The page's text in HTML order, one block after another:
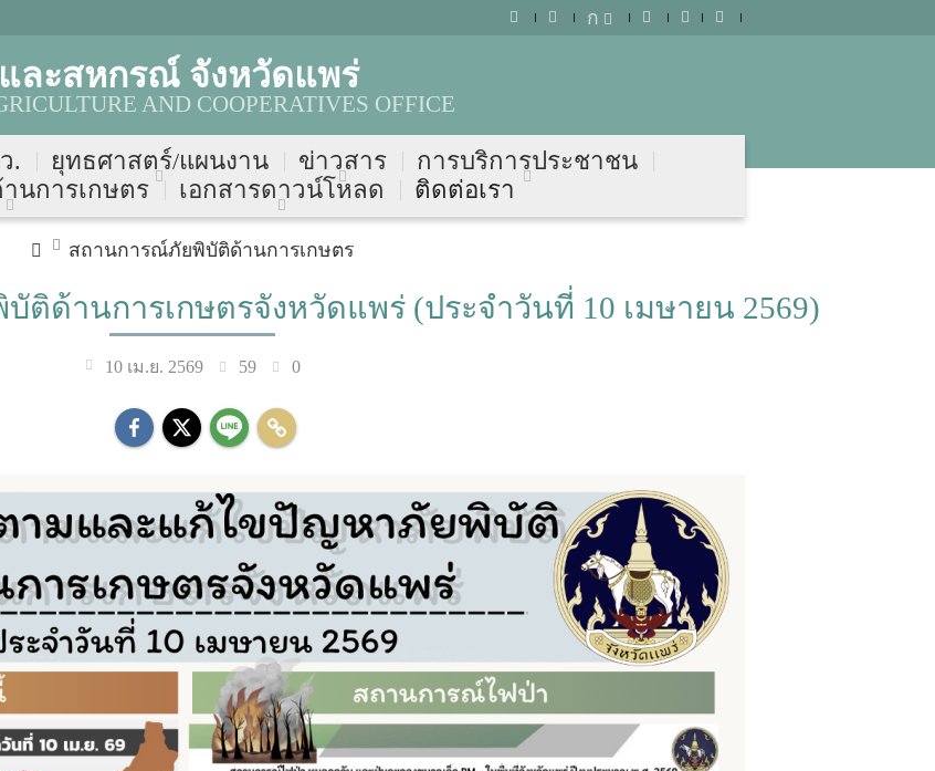
ก
ละสหกรณ์ จังหวัดแพร่
AND COOPERATIVES OFFICE
. ยุทธศาสตร์/แผนงาน ข่าวสาร
การบริการประชาชน
นการเกษตร
เอกสารดาวน์โหลด ติดต่อเรา
สถานการณ์ภัยพิบัติด้านการเกษตร
ด้านการเกษตรจังหวัดแพร่ (ประจำวันที่ 10 เมษายน 2569)
10 เม.ย. 2569 59 0